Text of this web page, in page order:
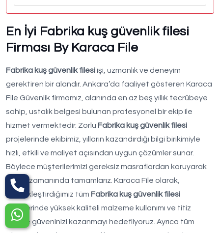
En İyi Fabrika kuş güvenlik filesi
Firması By Karaca File
Fabrika kuş güvenlik filesiişi, uzmanlık ve deneyim
gerektiren bir alandır. Ankara’da faaliyet gösteren Karaca
File Güvenlik firmamız, alanında en az beş yıllık tecrübeye
sahip, ustalık belgesi bulunan profesyonel bir ekip ile
hizmet vermektedir. Zorlu Fabrika kuş güvenlik filesi
projelerinde ekibimiz, yılların kazandırdığı bilgi birikimiyle
hızlı, etkili ve maliyet açısından uygun çözümler sunar.
Böylece müşterilerimizi gereksiz masraflardan koruyarak
işlerini zamanında tamamlarız. Karaca File olarak,
gerçekleştirdiğimiz tüm Fabrika kuş güvenlik filesi
işlemlerinde yüksek kaliteli malzeme kullanımı ve titiz
işçilikle güveninizi kazanmayı hedefliyoruz. Ayrıca tüm